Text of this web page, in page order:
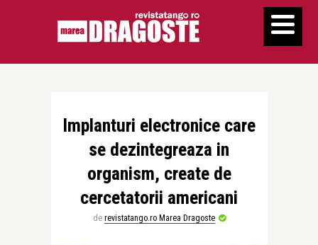
Implanturi electronice care
se dezintegreaza in
organism, create de
cercetatorii americani
de revistatango.ro Marea Dragoste